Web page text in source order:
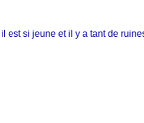
si jeune et il y a tant de ruines !